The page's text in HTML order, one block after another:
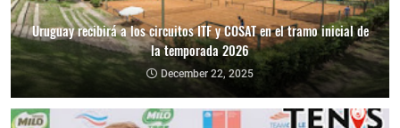
Uruguay recibirá a los circuitos ITF y COSAT en el tramo inicial de
la temporada 2026
December 22, 2025